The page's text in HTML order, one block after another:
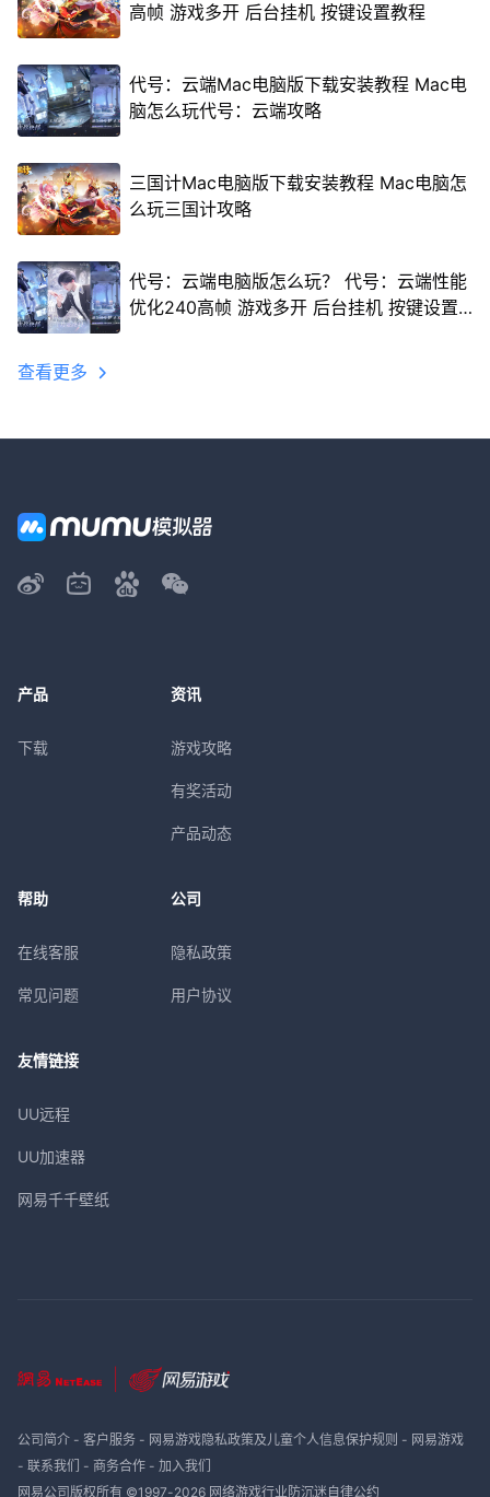
高帧 游戏多开 后台挂机 按键设置教程
代号：云端Mac电脑版下载安装教程 Mac电
脑怎么玩代号：云端攻略
三国计Mac电脑版下载安装教程 Mac电脑怎
么玩三国计攻略
代号：云端电脑版怎么玩？ 代号：云端性能
优化240高帧 游戏多开 后台挂机 按键设置
查看更多
产品
下载
资讯
游戏攻略
有奖活动
产品动态
帮助
在线客服
常见问题
公司
隐私政策
用户协议
友情链接
UU远程
UU加速器
网易千千壁纸
公司简介- 客户服务- 网易游戏隐私政策及儿童个人信息保护规则 - 网易游戏
- 联系我们 - 商务合作- 加入我们
网易公司版权所有 ©1997-2026 网络游戏行业防沉迷自律公约